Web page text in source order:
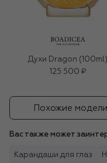
Духи Dragon (100ml)
125 500 ₽
Похожие модели
Вас также может
Карандаши для глаз